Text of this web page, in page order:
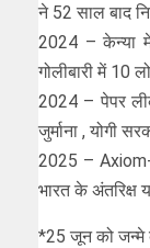
ने 52 साल बाद
2024 – केन्या
गोलीबारी में 10
2024 – पेपर
जुर्माना , योगी
2025 –
भारत के अंतरिक्ष
*25 जून को जन्मे